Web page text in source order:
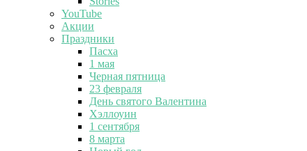
YouTube
Акции
Праздники
Пасха
1 мая
Черная пятница
23 февраля
День святого Валентина
Хэллоуин
1 сентября
8 марта